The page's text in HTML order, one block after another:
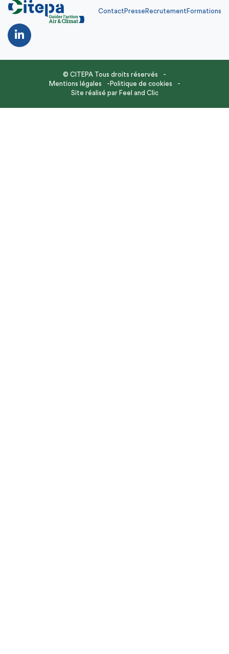
Contact Presse Recrutement Formations
© CITEPA Tous droits réservés
Mentions légales
Politique de cookies
Site réalisé par Feel and Clic